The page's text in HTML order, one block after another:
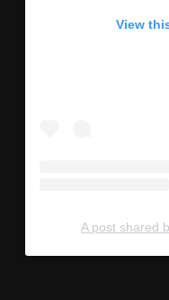
View
A post shared